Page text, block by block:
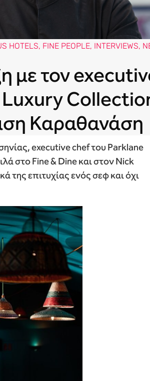
HOTELS, FINE PEOPLE, INTERVIEWS,
με τον
Luxury
Καραθανάση
executive chef του Parklane
στο Fine & Dine και στον Nick
της επιτυχίας ενός σεφ και όχι